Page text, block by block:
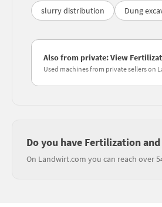
slurry distribution Dung
Also from private: View
Used machines from private sellers on
Do you have Fertilization
On Landwirt.com you can reach over